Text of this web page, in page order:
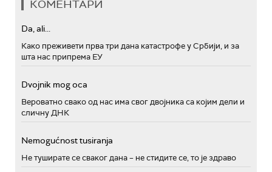
КОМЕНТАРИ
Da, ali...
Како преживети прва три дана катастрофе у Србији, и за
шта нас припрема ЕУ
Dvojnik mog oca
Вероватно свако од нас има свог двојника са којим дели и
сличну ДНК
Nemogućnost tusiranja
Не туширате се сваког дана – не стидите се, то је здраво